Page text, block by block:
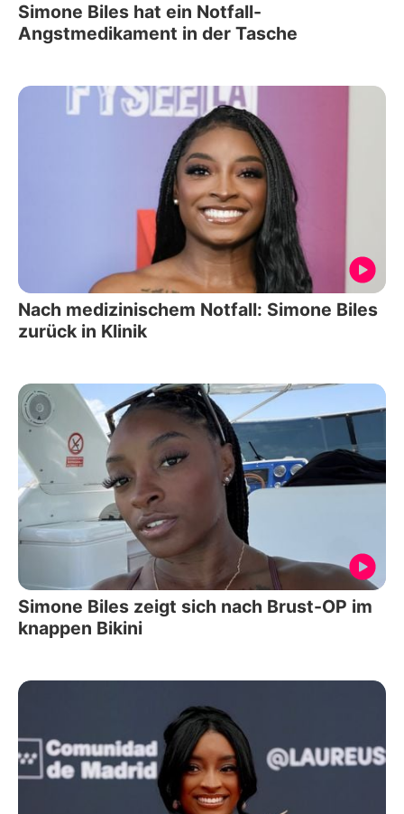
Simone Biles hat ein Notfall-
Angstmedikament in der Tasche
Nach medizinischem Notfall: Simone Biles
zurück in Klinik
Simone Biles zeigt sich nach Brust-OP im
knappen Bikini